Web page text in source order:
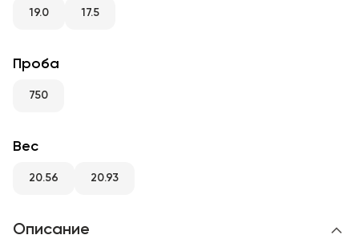
RU
19.0 17.5
Проба
750
Вес
20.56 20.93
Описание